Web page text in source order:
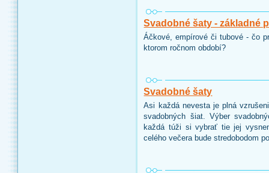
Svadobné šaty - základné
Áčkové, empírové či tubové - čo
ktorom ročnom období?
Svadobné šaty
Asi každá nevesta je plná
svadobných šiat. Výber
každá túži si vybrať tie jej
celého večera bude stredobodom